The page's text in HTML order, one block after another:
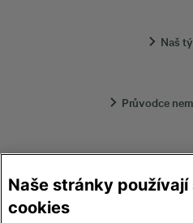
Naš
Průvodce
Naše stránky
cookies